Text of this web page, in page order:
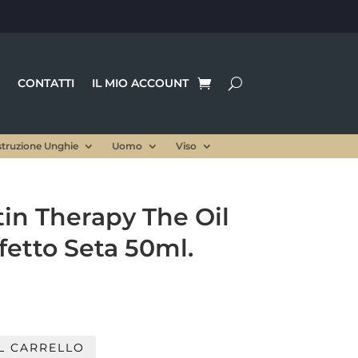
CONTATTI IL MIO ACCOUNT
Unghie Uomo Viso
Therapy The Oil
Seta 50ml.
CARRELLO